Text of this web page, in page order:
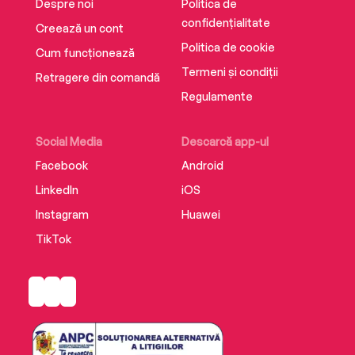
Despre noi
Creează un cont
Cum funcționează
Retragere din comandă
Social Media
Facebook
LinkedIn
Instagram
TikTok
Descarcă app-ul
Android
iOS
Huawei
Politica de
confidențialitate
Politica de cookie
Termeni și condiții
Regulamente